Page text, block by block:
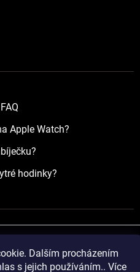
Dalším procházením
s jejich používáním.. Více
Apple Watch?
hodinky?
Shoptet